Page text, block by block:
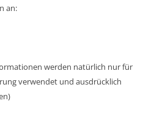
an:
werden natürlich nur für
verwendet und ausdrücklich